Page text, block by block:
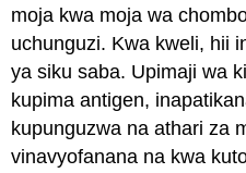
moja kwa moja wa
uchunguzi. Kwa kweli, hii
ya siku saba. Upimaji wa
kupima antigen,
kupunguzwa na athari za
vinavyofanana na kwa